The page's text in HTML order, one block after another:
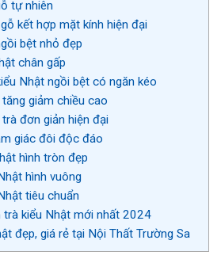
tự nhiên
kết hợp mặt kính hiện đại
bệt nhỏ đẹp
chân gấp
Nhật ngồi bệt có ngăn kéo
giảm chiều cao
đơn giản hiện đại
giác đôi độc đáo
hình tròn đẹp
hình vuông
tiêu chuẩn
trà kiểu Nhật mới nhất 2024
đẹp, giá rẻ tại Nội Thất Trường Sa